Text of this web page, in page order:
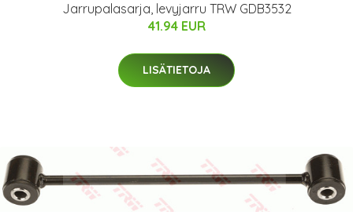
Jarrupalasarja, levyjarru TRW GDB3532
41.94 EUR
LISÄTIETOJA